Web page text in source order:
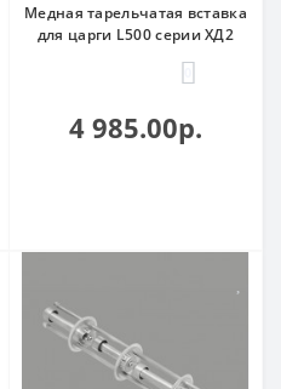
Медная тарельчатая вставка
для царги L500 серии ХД2
4 985.00р.